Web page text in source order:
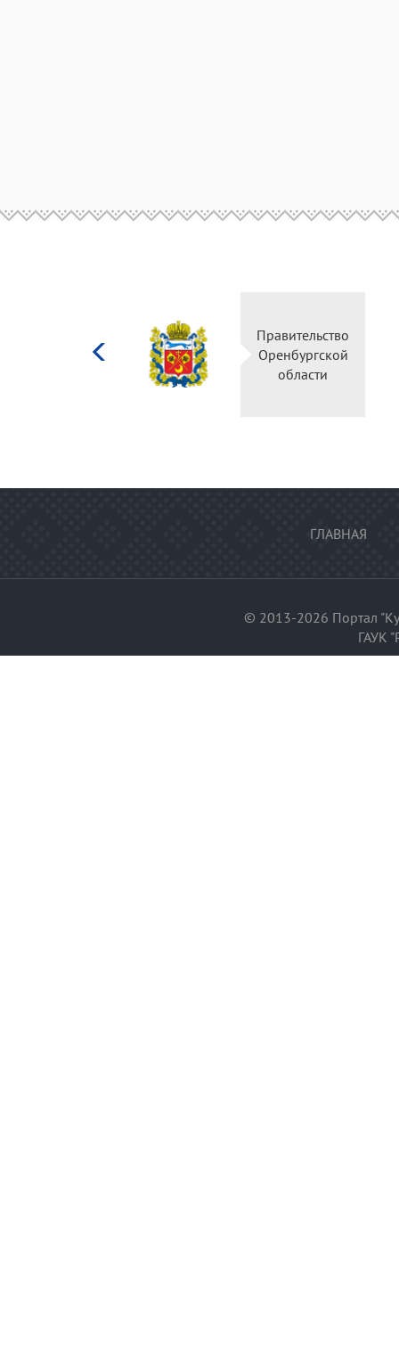
Министерство
культуры
Российской
федерации
ГЛАВНАЯ
© 2013-2026 Портал
ГАУК